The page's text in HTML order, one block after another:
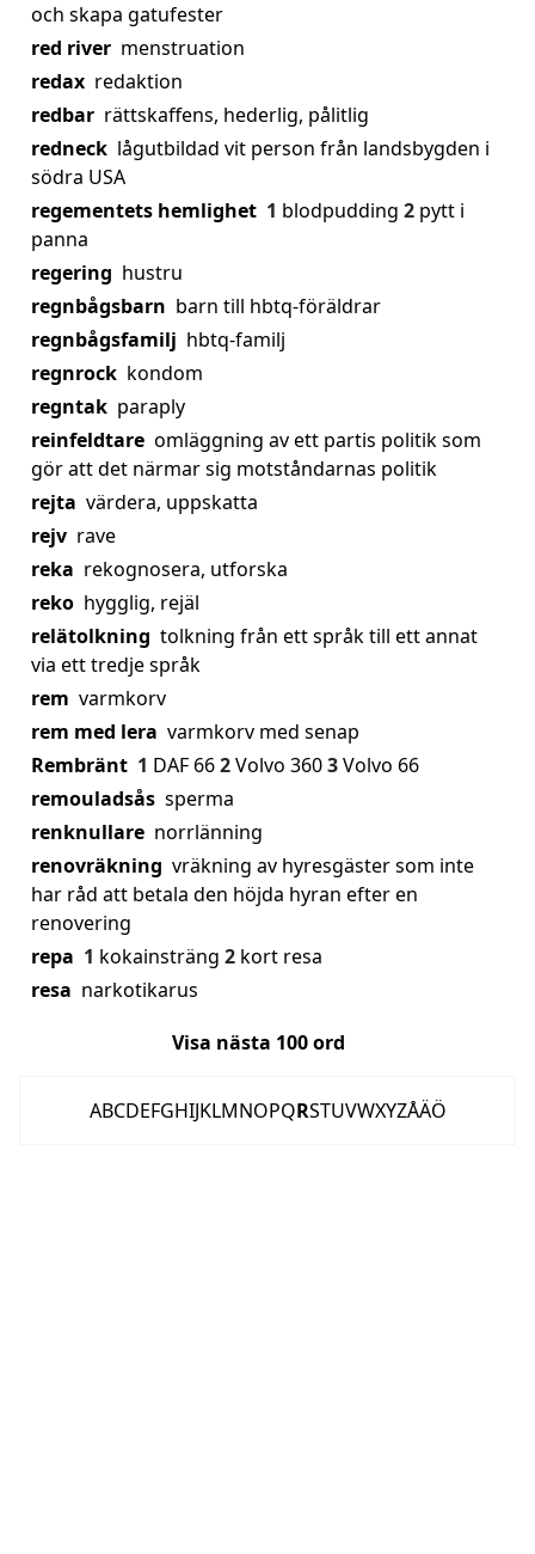
och skapa gatufester
red river menstruation
redax redaktion
redbar rättskaffens, hederlig, pålitlig
redneck lågutbildad vit person från landsbygden i
södra USA
regementets hemlighet 1 blodpudding 2 pytt i
panna
regering hustru
regnbågsbarn barn till hbtq-föräldrar
regnbågsfamilj hbtq-familj
regnrock kondom
regntak paraply
reinfeldtare omläggning av ett partis politik som
gör att det närmar sig motståndarnas politik
rejta värdera, uppskatta
rejv rave
reka rekognosera, utforska
reko hygglig, rejäl
relätolkning tolkning från ett språk till ett annat
via ett tredje språk
rem varmkorv
rem med lera varmkorv med senap
Rembränt 1 DAF 662Volvo 3603Volvo 66
remouladsås sperma
renknullare norrlänning
renovräkning vräkning av hyresgäster som inte
har råd att betala den höjda hyran efter en
renovering
repa 1 kokainsträng 2 kort resa
resa narkotikarus
Visa nästa 100ord
ABCDEFGHIJKLMNOPQRSTUVWXYZÅÄÖ